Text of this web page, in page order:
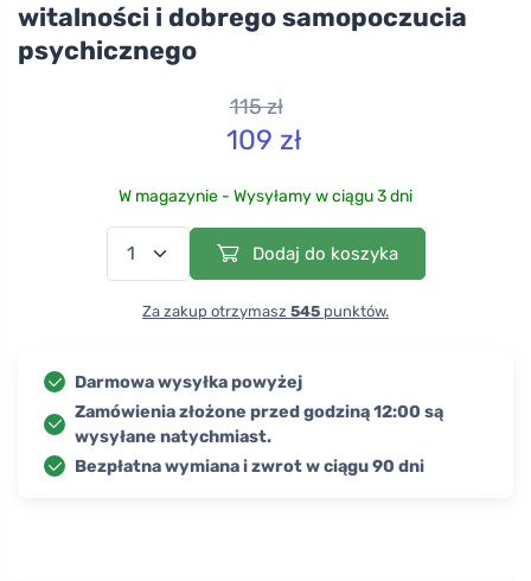
witalności i dobrego samopoczucia
psychicznego
115 zł
109 zł
W magazynie - Wysyłamy w ciągu 3 dni
Dodaj do koszyka
Za zakup otrzymasz 545 punktów.
Darmowa wysyłka powyżej
Zamówienia złożone przed godziną 12:00 są
wysyłane natychmiast.
Bezpłatna wymiana i zwrot w ciągu 90 dni